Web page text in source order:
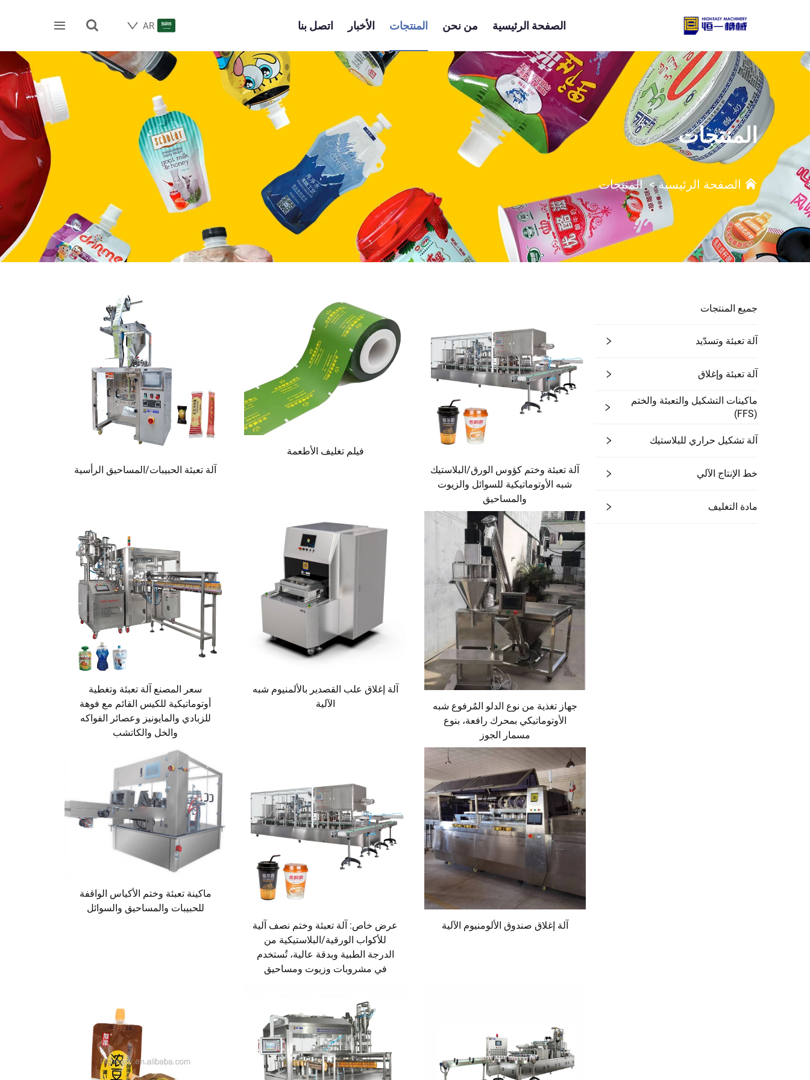
الصفحة الرئيسية من نحن المنتجات الأخبار اتصل بنا AR


المنتجات
الصفحة الرئيسية> المنتجات
جميع المنتجات
آلة تعبئة وتسدّيد
آلة تعبئة وإغلاق
ماكينات التشكيل والتعبئة والختم
(FFS)
آلة تشكيل حراري للبلاستيك
خط الإنتاج الآلي
مادة التغليف
آلة تعبئة وختم كؤوس الورق/البلاستيك
شبه الأوتوماتيكية للسوائل والزيوت
والمساحيق
فيلم تغليف الأطعمة
آلة تعبئة الحبيبات/المساحيق الرأسية
جهاز تغذية من نوع الدلو المُرفوع شبه
الأوتوماتيكي بمحرك رافعة، بنوع
مسمار الجوز
آلة إغلاق علب القصدير بالألمنيوم شبه
الآلية
سعر المصنع آلة تعبئة وتغطية
أوتوماتيكية للكيس القائم مع فوهة
للزبادي والمايونيز وعصائر الفواكه
والخل والكاتشب
آلة إغلاق صندوق الألومنيوم الآلية
عرض خاص: آلة تعبئة وختم نصف آلية
للأكواب الورقية/البلاستيكية من
الدرجة الطبية وبدقة عالية، تُستخدم
في مشروبات وزيوت ومساحيق
ماكينة تعبئة وختم الأكياس الواقفة
للحبيبات والمساحيق والسوائل